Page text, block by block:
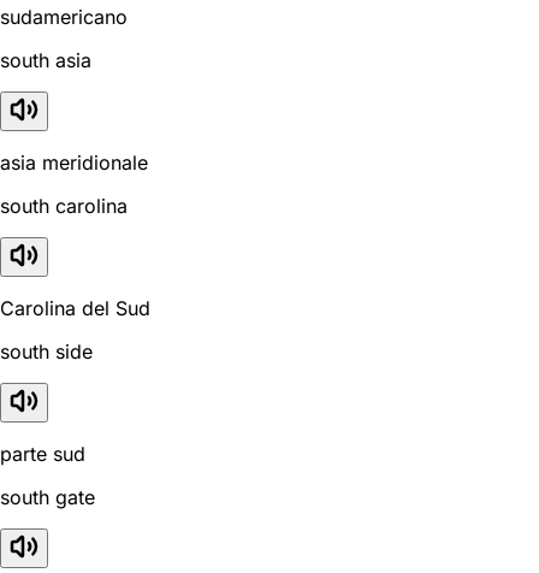
sudamericano
south asia
asia meridionale
south carolina
Carolina del Sud
south side
parte sud
south gate